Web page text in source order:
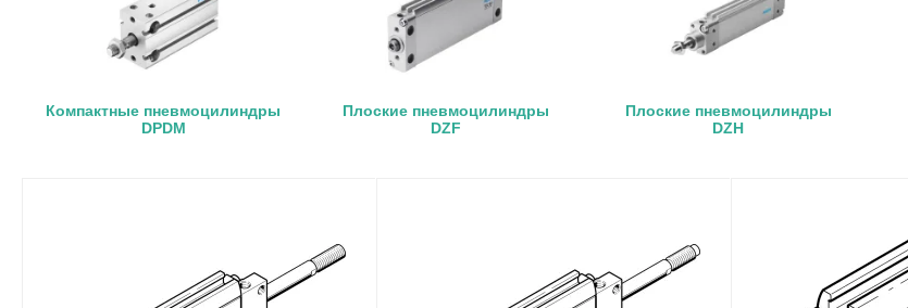
Компактные пневмоцилиндры
DPDM
Плоские пневмоцилиндры
DZF
Плоские пневмоцилиндры
DZH